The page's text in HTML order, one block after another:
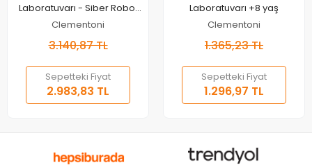
Laboratuvarı - Siber Robot
Kol +8 yaş
Clementoni
3.140,87 TL
Sepetteki Fiyat
2.983,83 TL
Laboratuvarı +8 yaş
Clementoni
1.365,23 TL
Sepetteki Fiyat
1.296,97 TL